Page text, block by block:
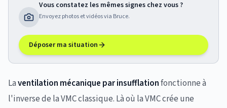
Vous constatez les mêmes signes chez vous ?
Envoyez photos et vidéos via Bruce.
Déposer ma situation
Laventilation mécanique par insufflationfonctionne à
l'inverse de la VMC classique. Là où la VMC crée une